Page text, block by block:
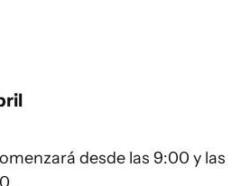
desde las 9:00 y las